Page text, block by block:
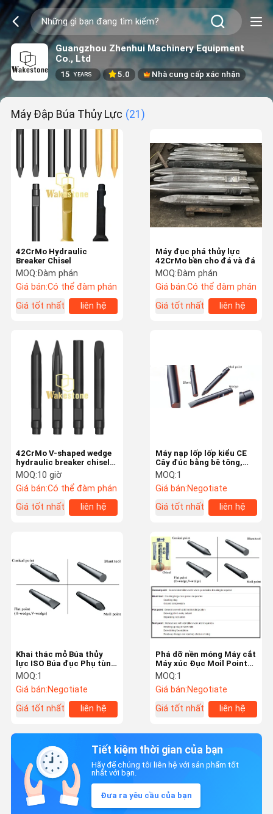
Guangzhou Zhenhui Machinery Equipment
Co., Ltd
15 YEARS 5.0 Nhà cung cấp xác nhận
Máy Đập Búa Thủy Lực (21)
42CrMo Hydraulic
Breaker Chisel
MOQ:Đàm phán
Giá bán:Có thể đàm phán
Giá tốt nhất
liên hệ
Máy đục phá thủy lực
42CrMo bền cho đá và đá
MOQ:Đàm phán
Giá bán:Có thể đàm phán
Giá tốt nhất
liên hệ
42CrMo V-shaped wedge
hydraulic breaker chisel
cho máy đào đường dây
MOQ:10 giờ
Giá bán:Có thể đàm phán
Giá tốt nhất
liên hệ
Máy nạp lốp lốp kiểu CE
Cây đúc bằng bê tông,
búa, bộ phận ngắt thủy
lực
MOQ:1
Giá bán:Negotiate
Giá tốt nhất
liên hệ
Khai thác mỏ Búa thủy
lực ISO Búa đục Phụ tùng
chống mài mòn
MOQ:1
Giá bán:Negotiate
Giá tốt nhất
liên hệ
Phá dỡ nền móng Máy cắt
Máy xúc Đục Moil Point
Đục để cắt đá
MOQ:1
Giá bán:Negotiate
Giá tốt nhất
liên hệ
Tiết kiệm thời gian của bạn
Hãy để chúng tôi liên hệ với sản phẩm tốt
nhất với bạn.
Đưa ra yêu cầu của bạn